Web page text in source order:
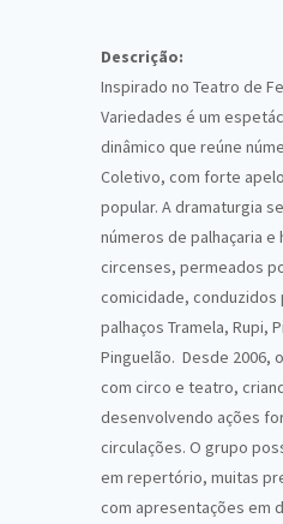
Descrição:
Inspirado no Teatro de
Variedades é um
dinâmico que reúne
Coletivo, com forte
popular. A dramaturgia
números de palhaçaria e
circenses, permeados
comicidade, conduzidos
palhaços Tramela, Rupi,
Pinguelão. Desde 2006,
com circo e teatro,
desenvolvendo ações
circulações. O grupo
em repertório, muitas
com apresentações em